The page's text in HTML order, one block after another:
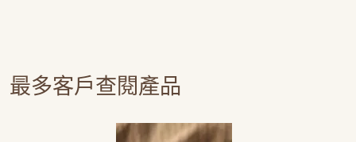
最多客戶查閱產品